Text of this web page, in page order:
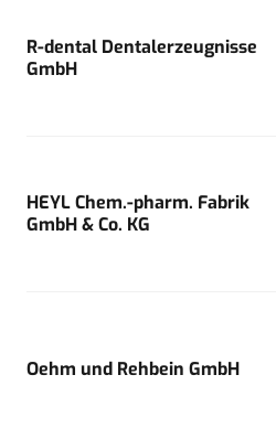
R-dental Dentalerzeugnisse
GmbH
HEYL Chem.-pharm. Fabrik
GmbH & Co. KG
Oehm und Rehbein GmbH